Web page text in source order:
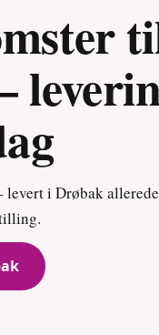
i Drøbak